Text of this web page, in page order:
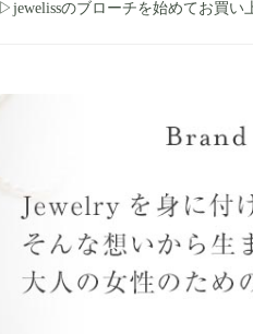
▷jewelissのブローチを始めてお買い